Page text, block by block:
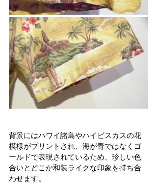
背景にはハワイ諸島やハイビスカスの花
模様がプリントされ、海が青ではなくゴ
ールドで表現されているため、珍しい色
合いとどこか和装ライクな印象を持ち合
わせます。